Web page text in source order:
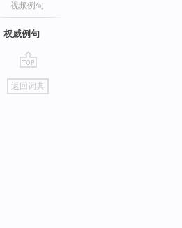
视频例句
权威例句
go
top
返回词典